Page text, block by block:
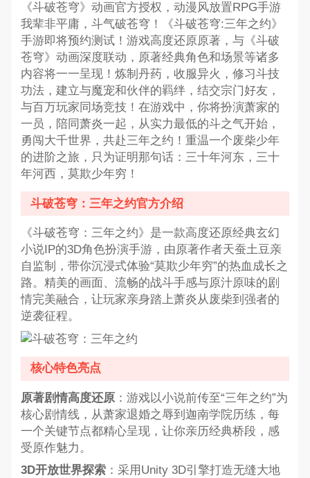
《斗破苍穹》动画官方授权，动漫风放置RPG手游
我辈非平庸，斗气破苍穹！《斗破苍穹:三年之约》
手游即将预约测试！游戏高度还原原著，与《斗破
苍穹》动画深度联动，原著经典角色和场景等诸多
内容将一一呈现！炼制丹药，收服异火，修习斗技
功法，建立与魔宠和伙伴的羁绊，结交宗门好友，
与百万玩家同场竞技！在游戏中，你将扮演萧家的
一员，陪同萧炎一起，从实力最低的斗之气开始，
勇闯大千世界，共赴三年之约！重温一个废柴少年
的进阶之旅，只为证明那句话：三十年河东，三十
年河西，莫欺少年穷！
斗破苍穹：三年之约官方介绍
《斗破苍穹：三年之约》是一款高度还原经典玄幻
小说IP的3D角色扮演手游，由原著作者天蚕土豆亲
自监制，带你沉浸式体验“莫欺少年穷”的热血成长之
路。精美的画面、流畅的战斗手感与原汁原味的剧
情完美融合，让玩家亲身踏上萧炎从废柴到强者的
逆袭征程。
核心特色亮点
原著剧情高度还原：游戏以小说前传至“三年之约”为
核心剧情线，从萧家退婚之辱到迦南学院历练，每
一个关键节点都精心呈现，让你亲历经典桥段，感
受原作魅力。
3D开放世界探索：采用Unity 3D引擎打造无缝大地